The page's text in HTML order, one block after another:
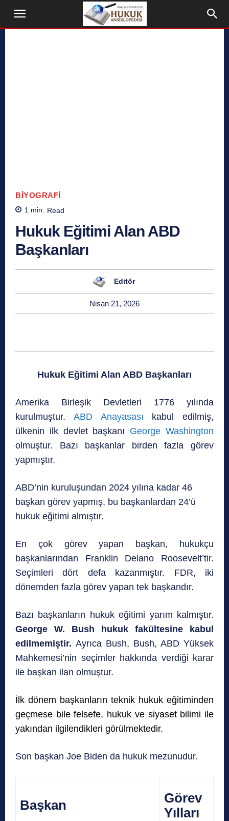
BIYOGRAFI
1 min. Read
Hukuk Eğitimi Alan ABD
Başkanları
Editör
Nisan 21, 2026
Hukuk Eğitimi Alan ABD Başkanları
Amerika Birleşik Devletleri 1776 yılında
kurulmuştur. ABD Anayasası kabul edilmiş,
ülkenin ilk devlet başkanı George Washington
olmuştur. Bazı başkanlar birden fazla görev
yapmıştır.
ABD’nin kuruluşundan 2024 yılına kadar 46
başkan görev yapmış, bu başkanlardan 24’ü
hukuk eğitimi almıştır.
En çok görev yapan başkan, hukukçu
başkanlarından Franklin Delano Roosevelt’tir.
Seçimleri dört defa kazanmıştır. FDR, iki
dönemden fazla görev yapan tek başkandır.
Bazı başkanların hukuk eğitimi yarım kalmıştır.
George W. Bush hukuk fakültesine kabul
edilmemiştir. Ayrıca Bush, Bush, ABD Yüksek
Mahkemesi’nin seçimler hakkında verdiği karar
ile başkan ilan olmuştur.
İlk dönem başkanların teknik hukuk eğitiminden
geçmese bile felsefe, hukuk ve siyaset bilimi ile
yakından ilgilendikleri görülmektedir.
Son başkan Joe Biden da hukuk mezunudur.
Başkan
Görev
Yılları